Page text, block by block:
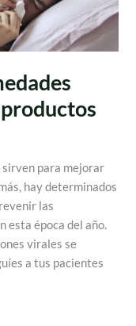
sirven para mejorar
hay determinados
las
esta época del año.
virales se
a tus pacientes